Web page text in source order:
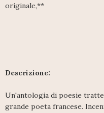
originale,**
Descrizione:
Un'antologia di poesie
grande poeta francese.